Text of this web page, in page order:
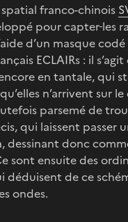
spatial franco-chinois
pour capter les
d’un masque
ECLAIRs : il
en tantale, qui
n’arrivent sur
parsemé de
qui laissent passer
dessinant donc
sont ensuite des
déduisent de ce
ondes.